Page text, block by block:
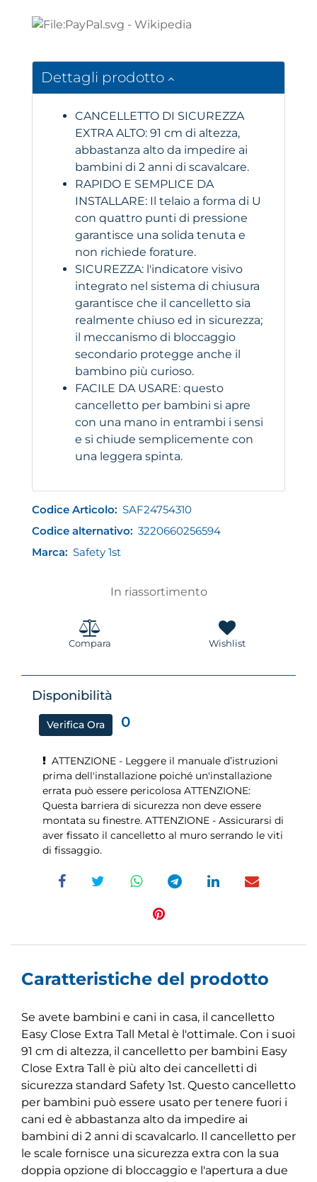
Dettagli prodotto
CANCELLETTO DI SICUREZZA
EXTRA ALTO: 91 cm di altezza,
abbastanza alto da impedire ai
bambini di 2 anni di scavalcare.
RAPIDO E SEMPLICE DA
INSTALLARE: Il telaio a forma di U
con quattro punti di pressione
garantisce una solida tenuta e
non richiede forature.
SICUREZZA: l'indicatore visivo
integrato nel sistema di chiusura
garantisce che il cancelletto sia
realmente chiuso ed in sicurezza;
il meccanismo di bloccaggio
secondario protegge anche il
bambino più curioso.
FACILE DA USARE: questo
cancelletto per bambini si apre
con una mano in entrambi i sensi
e si chiude semplicemente con
una leggera spinta.
Codice Articolo: SAF24754310
Codice alternativo: 3220660256594
Marca: Safety 1st
In riassortimento
Compara Wishlist
Disponibilità
Verifica Ora 0
ATTENZIONE - Leggere il manuale d’istruzioni
prima dell'installazione poiché un'installazione
errata può essere pericolosa ATTENZIONE:
Questa barriera di sicurezza non deve essere
montata su finestre. ATTENZIONE - Assicurarsi di
aver fissato il cancelletto al muro serrando le viti
di fissaggio.
Caratteristiche del prodotto
Se avete bambini e cani in casa, il cancelletto
Easy Close Extra Tall Metal è l'ottimale. Con i suoi
91 cm di altezza, il cancelletto per bambini Easy
Close Extra Tall è più alto dei cancelletti di
sicurezza standard Safety 1st. Questo cancelletto
per bambini può essere usato per tenere fuori i
cani ed è abbastanza alto da impedire ai
bambini di 2 anni di scavalcarlo. Il cancelletto per
le scale fornisce una sicurezza extra con la sua
doppia opzione di bloccaggio e l'apertura a due